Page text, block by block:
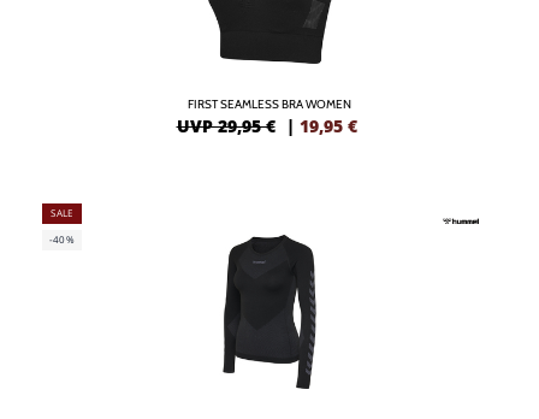
FIRST SEAMLESS BRA WOMEN
UVP 29,95 € | 19,95 €
SALE
-40%